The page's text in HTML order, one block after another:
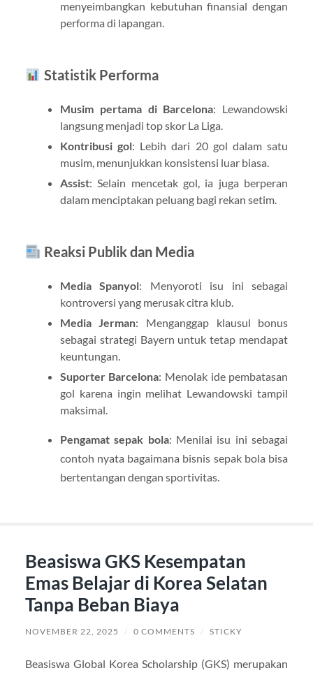
menyeimbangkan kebutuhan finansial dengan
performa di lapangan.
Statistik Performa
Musim pertama di Barcelona: Lewandowski
langsung menjadi top skor La Liga.
Kontribusi gol: Lebih dari 20 gol dalam satu
musim, menunjukkan konsistensi luar biasa.
Assist: Selain mencetak gol, ia juga berperan
dalam menciptakan peluang bagi rekan setim.
Reaksi Publik dan Media
Media Spanyol: Menyoroti isu ini sebagai
kontroversi yang merusak citra klub.
Media Jerman: Menganggap klausul bonus
sebagai strategi Bayern untuk tetap mendapat
keuntungan.
Suporter Barcelona: Menolak ide pembatasan
gol karena ingin melihat Lewandowski tampil
maksimal.
Pengamat sepak bola: Menilai isu ini sebagai
contoh nyata bagaimana bisnis sepak bola bisa
bertentangan dengan sportivitas.
Beasiswa GKS Kesempatan
Emas Belajar di Korea Selatan
Tanpa Beban Biaya
NOVEMBER 22, 2025 / 0 COMMENTS / STICKY
Beasiswa Global Korea Scholarship (GKS) merupakan